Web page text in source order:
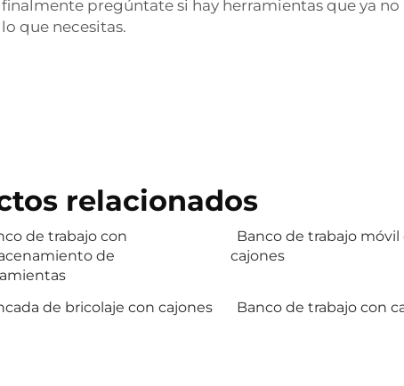
pregúntate si hay herramientas que ya no
que necesitas.
relacionados
de trabajo con
de
Banco de trabajo móvil
cajones
de bricolaje con cajones Banco de trabajo con